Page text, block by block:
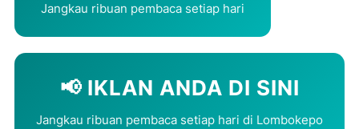
Jangkau ribuan pembaca setiap hari
📢 IKLAN ANDA DI SINI
Jangkau ribuan pembaca setiap hari di Lombokepo